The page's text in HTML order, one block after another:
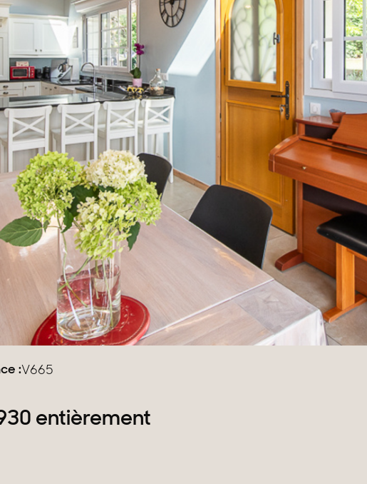
:V665
entièrement